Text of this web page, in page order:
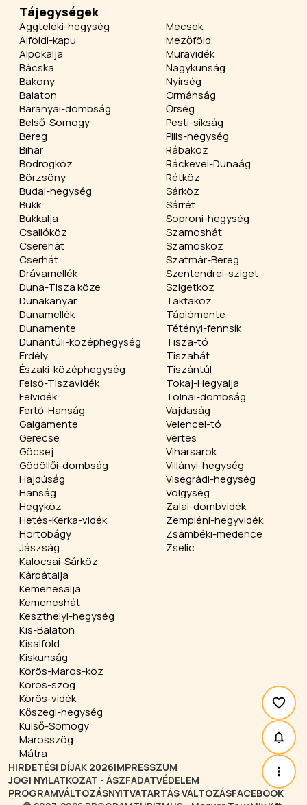
Tájegységek
Aggteleki-hegység
Alföldi-kapu
Alpokalja
Bácska
Bakony
Balaton
Baranyai-dombság
Belső-Somogy
Bereg
Bihar
Bodrogköz
Börzsöny
Budai-hegység
Bükk
Bükkalja
Csallóköz
Cserehát
Cserhát
Drávamellék
Duna-Tisza köze
Dunakanyar
Dunamellék
Dunamente
Dunántúli-középhegység
Erdély
Északi-középhegység
Felső-Tiszavidék
Felvidék
Fertő-Hanság
Galgamente
Gerecse
Göcsej
Gödöllői-dombság
Hajdúság
Hanság
Hegyköz
Hetés-Kerka-vidék
Hortobágy
Jászság
Kalocsai-Sárköz
Kárpátalja
Kemenesalja
Kemeneshát
Keszthelyi-hegység
Kis-Balaton
Kisalföld
Kiskunság
Körös-Maros-köz
Körös-szög
Körös-vidék
Kőszegi-hegység
Külső-Somogy
Marosszög
Mátra
Mecsek
Mezőföld
Muravidék
Nagykunság
Nyírség
Ormánság
Őrség
Pesti-síkság
Pilis-hegység
Rábaköz
Ráckevei-Dunaág
Rétköz
Sárköz
Sárrét
Soproni-hegység
Szamoshát
Szamosköz
Szatmár-Bereg
Szentendrei-sziget
Szigetköz
Taktaköz
Tápiómente
Tétényi-fennsík
Tisza-tó
Tiszahát
Tiszántúl
Tokaj-Hegyalja
Tolnai-dombság
Vajdaság
Velencei-tó
Vértes
Viharsarok
Villányi-hegység
Visegrádi-hegység
Völgység
Zalai-dombvidék
Zempléni-hegyvidék
Zsámbéki-medence
Zselic
HIRDETÉSI DÍJAK 2026IMPRESSZUM
JOGI NYILATKOZAT - ÁSZFADATVÉDELEM
PROGRAMVÁLTOZÁSNYITVATARTÁS VÁLTOZÁSFACEBOOK